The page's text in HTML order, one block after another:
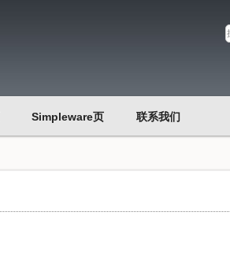
Simpleware页 联系我们